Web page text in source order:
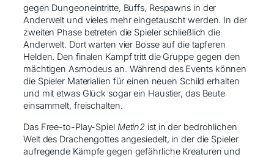
gegen Dungeoneintritte, Buffs, Respawns in der
Anderwelt und vieles mehr eingetauscht werden. In der
zweiten Phase betreten die Spieler schließlich die
Anderwelt. Dort warten vier Bosse auf die tapferen
Helden. Den finalen Kampf tritt die Gruppe gegen den
mächtigen Asmodeus an. Während des Events können
die Spieler Materialien für einen neuen Schild erhalten
und mit etwas Glück sogar ein Haustier, das Beute
einsammelt, freischalten.
Das Free-to-Play-Spiel Metin2 ist in der bedrohlichen
Welt des Drachengottes angesiedelt, in der die Spieler
aufregende Kämpfe gegen gefährliche Kreaturen und